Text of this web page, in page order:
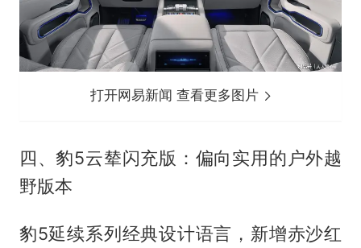
打开网易新闻 查看更多图片
四、豹5云辇闪充版：偏向实用的户外越
野版本
豹5延续系列经典设计语言，新增赤沙红